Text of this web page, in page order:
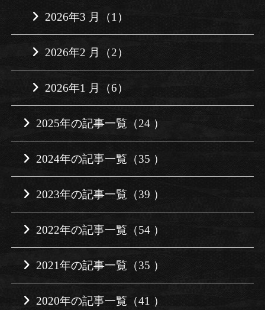
2026年3 月（1）
2026年2 月（2）
2026年1 月（6）
2025年の記事一覧（24 ）
2024年の記事一覧（35 ）
2023年の記事一覧（39 ）
2022年の記事一覧（54 ）
2021年の記事一覧（35 ）
2020年の記事一覧（41 ）